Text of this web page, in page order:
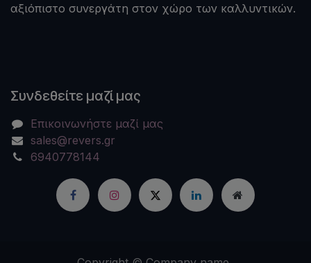
αξιόπιστο συνεργάτη στον χώρο των καλλυντικών.
Συνδεθείτε μαζί μας
Επικοινωνήστε μαζί μας
sales@revers.gr
6940778144